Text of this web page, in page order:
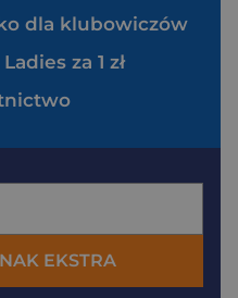
dla klubowiczów
za 1 zł
EKSTRA